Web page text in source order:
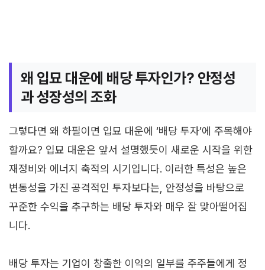
왜 입묘 대운에 배당 투자인가? 안정성
과 성장성의 조화
그렇다면 왜 하필이면 입묘 대운에 ‘배당 투자’에 주목해야
할까요? 입묘 대운은 앞서 설명했듯이 새로운 시작을 위한
재정비와 에너지 축적의 시기입니다. 이러한 특성은 높은
변동성을 가진 공격적인 투자보다는, 안정성을 바탕으로
꾸준한 수익을 추구하는 배당 투자와 매우 잘 맞아떨어집
니다.
배당 투자는 기업이 창출한 이익의 일부를 주주들에게 정